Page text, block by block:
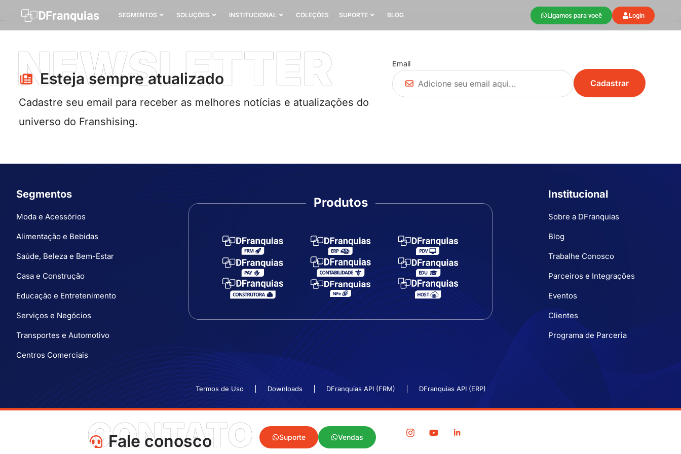
SEGMENTOS SOLUÇÕES INSTITUCIONAL COLEÇÕES SUPORTE BLOG Ligamos para você Login
NEWSLETTER
Esteja sempre atualizado​
Cadastre seu email para receber as melhores notícias e atualizações do
universo do Franshising.
Email
Segmentos
Moda e Acessórios
Alimentação e Bebidas
Saúde, Beleza e Bem-Estar
Casa e Construção
Educação e Entretenimento
Serviços e Negócios
Transportes e Automotivo
Centros Comerciais
Produtos
Institucional
Sobre a DFranquias
Blog
Trabalhe Conosco
Parceiros e Integrações
Eventos
Clientes
Programa de Parceria
Termos de Uso Downloads DFranquias API (FRM) DFranquias API (ERP)
CONTATO
Fale conosco Suporte Vendas